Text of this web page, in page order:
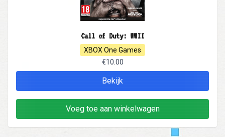
Call of Duty: WWII
XBOX One Games
€10.00
Bekijk
Voeg toe aan winkelwagen